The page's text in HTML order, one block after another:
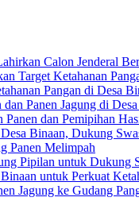
Calon Jenderal
Target Ketahanan
Pangan di Desa
Panen Jagung di
dan Pemipihan
Binaan, Dukung
Panen Melimpah
Pipilan untuk Dukung
untuk Perkuat
Jagung ke Gudang